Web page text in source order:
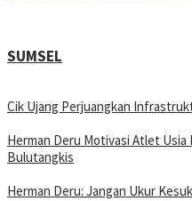
SUMSEL
Cik Ujang Perjuangkan
Herman Deru Motivasi Atlet Usia
Bulutangkis
Herman Deru: Jangan Ukur